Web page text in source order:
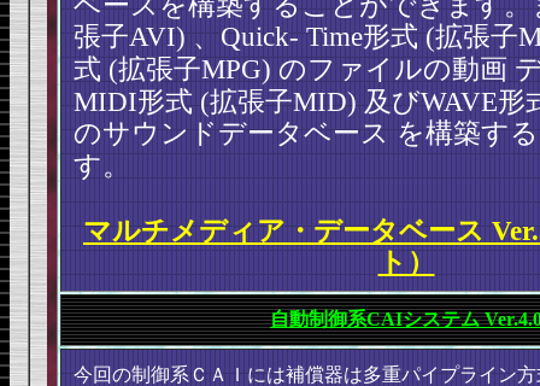
張子AVI) 、Quick- Time形式 (拡張子
式 (拡張子MPG) のファイルの動画
MIDI形式 (拡張子MID) 及びWAVE形
のサウンドデータベース を構築す
す。
マルチメディア・データベース
ト）
自動制御系CAIシステム
今回の制御系ＣＡＩには補償器は多重パイプライン